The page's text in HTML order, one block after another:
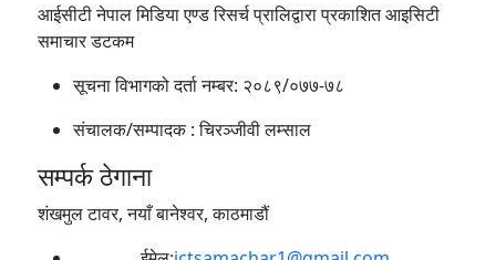
आईसीटी नेपाल मिडिया एण्ड रिसर्च प्रालिद्वारा प्रकाशित आइसिटी
समाचार डटकम
सूचना विभागको दर्ता नम्बर: २०८९/०७७-७८
संचालक/सम्पादक :चिरञ्जीवी लम्साल
सम्पर्क ठेगाना
शंखमुल टावर, नयाँ बानेश्वर, काठमाडौं